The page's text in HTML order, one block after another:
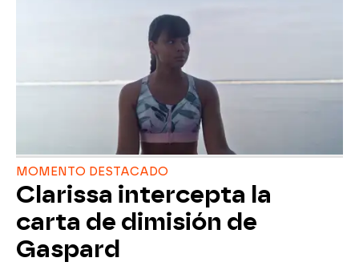
MOMENTO DESTACADO
Clarissa intercepta la
carta de dimisión de
Gaspard